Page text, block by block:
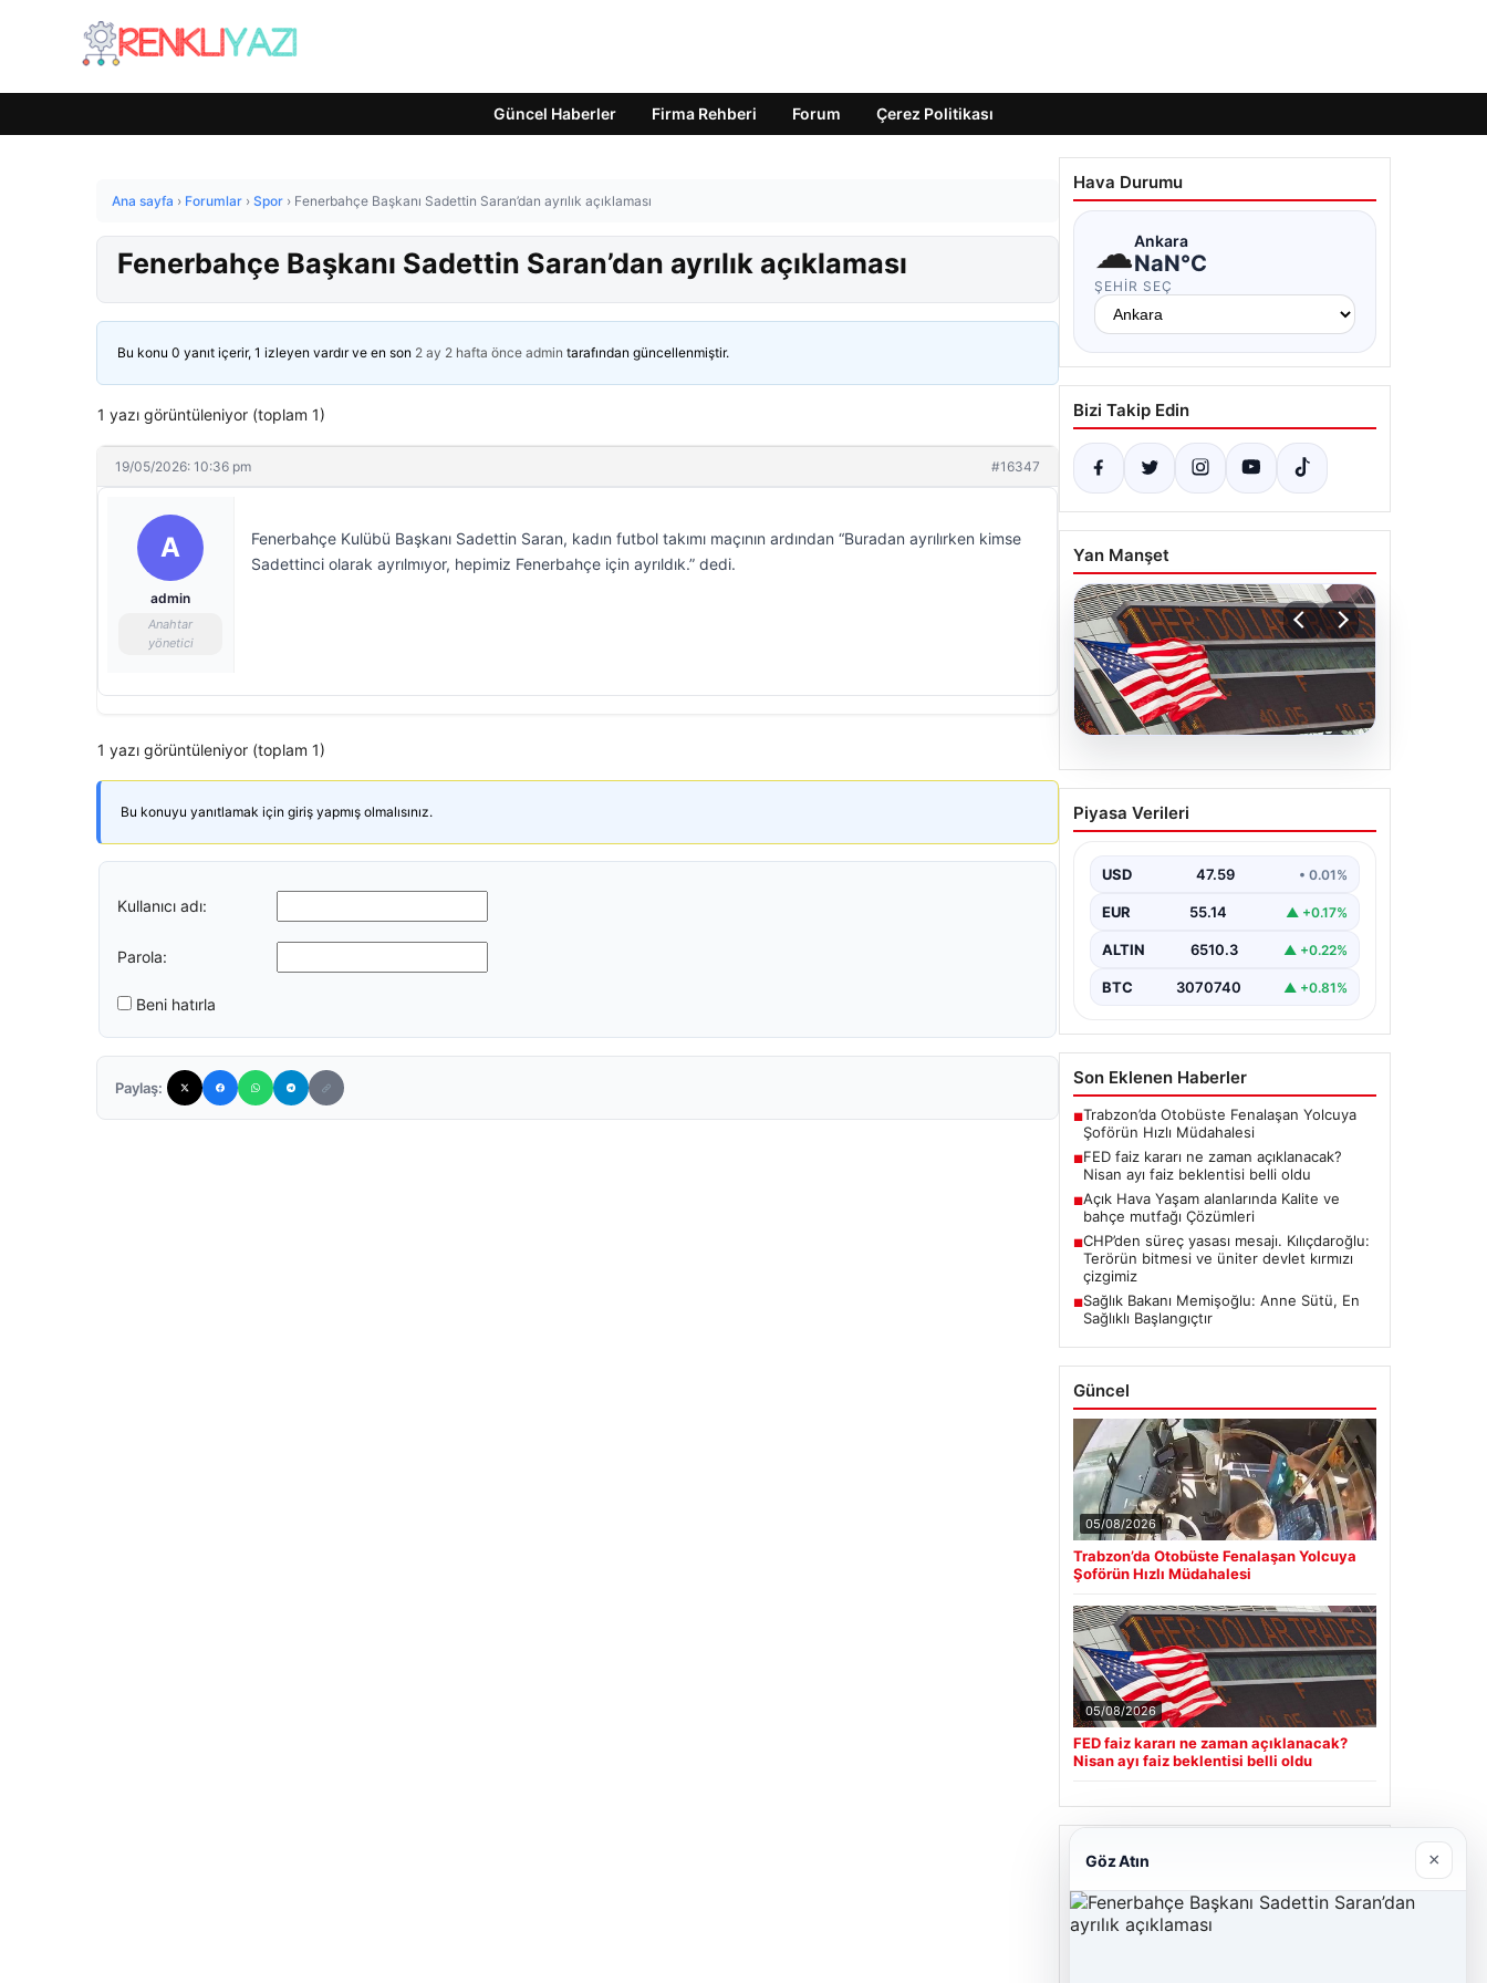
Güncel Haberler Firma Rehberi Forum Çerez Politikası
Ana sayfa › Forumlar › Spor › Fenerbahçe Başkanı Sadettin Saran’dan ayrılık açıklaması
Fenerbahçe Başkanı Sadettin Saran’dan ayrılık açıklaması
Bu konu 0 yanıt içerir, 1 izleyen vardır ve en son 2 ay 2 hafta önce admin tarafından güncellenmiştir.
1 yazı görüntüleniyor (toplam 1)
19/05/2026: 10:36 pm #16347
A
admin
Anahtar
yönetici
Fenerbahçe Kulübü Başkanı Sadettin Saran, kadın futbol takımı maçının ardından “Buradan ayrılırken kimse
Sadettinci olarak ayrılmıyor, hepimiz Fenerbahçe için ayrıldık.” dedi.
1 yazı görüntüleniyor (toplam 1)
Bu konuyu yanıtlamak için giriş yapmış olmalısınız.
Kullanıcı adı:
Parola:
Beni hatırla
Paylaş:
Hava Durumu
☁Ankara
NaN°C
ŞEHIR SEÇ
Bizi Takip Edin
Yan Manşet
05.08.2026
FED faiz kararı ne zaman
açıklanacak? Nisan ayı
Piyasa Verileri
USD 47.59 • 0.01%
EUR 55.14 ▲ +0.17%
ALTIN 6510.3 ▲ +0.22%
BTC 3070740 ▲ +0.81%
Son Eklenen Haberler
■Trabzon’da Otobüste Fenalaşan Yolcuya
Şoförün Hızlı Müdahalesi
■FED faiz kararı ne zaman açıklanacak?
Nisan ayı faiz beklentisi belli oldu
■Açık Hava Yaşam alanlarında Kalite ve
bahçe mutfağı Çözümleri
■CHP’den süreç yasası mesajı. Kılıçdaroğlu:
Terörün bitmesi ve üniter devlet kırmızı
çizgimiz
■Sağlık Bakanı Memişoğlu: Anne Sütü, En
Sağlıklı Başlangıçtır
Güncel
05/08/2026
Trabzon’da Otobüste Fenalaşan Yolcuya
Şoförün Hızlı Müdahalesi
05/08/2026
FED faiz kararı ne zaman açıklanacak?
Nisan ayı faiz beklentisi belli oldu
Son Eklenen Firmalar
Cengiz Sigorta
23/06/2026
Göz Atın ×